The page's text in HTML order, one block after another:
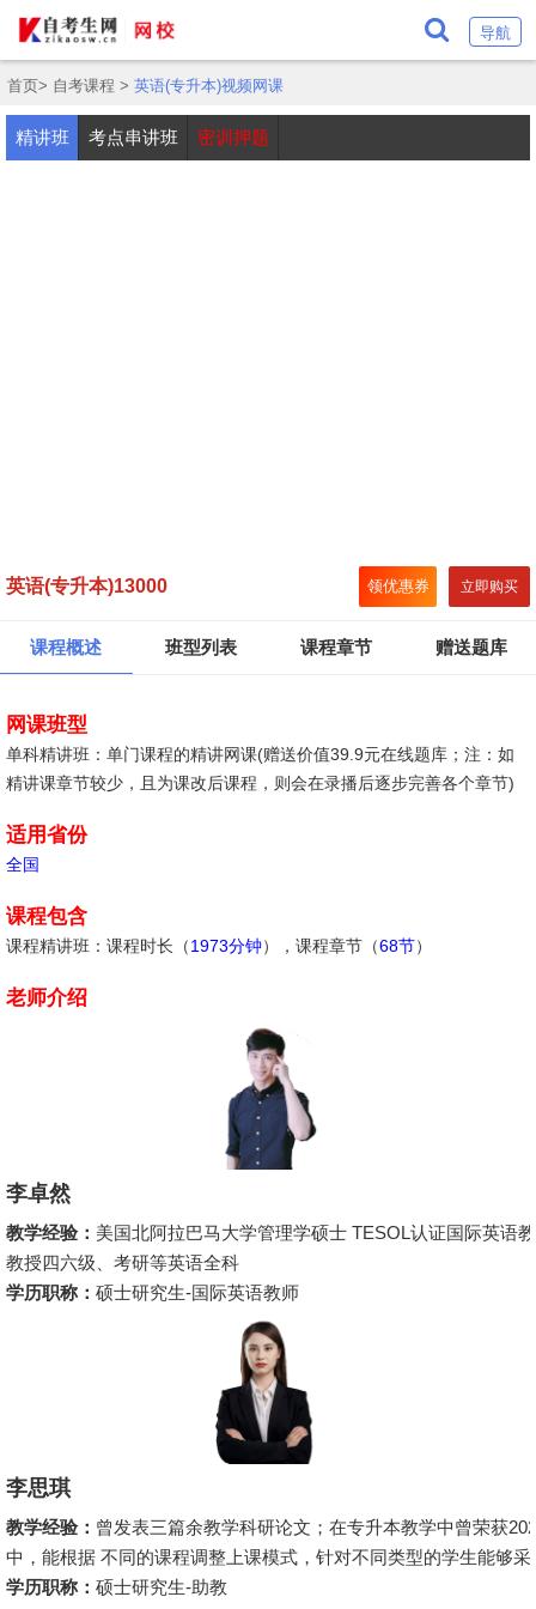
导航
首页> 自考课程 > 英语(专升本)视频网课
精讲班 考点串讲班 密训押题
英语(专升本)13000 领优惠券 立即购买
课程概述 班型列表 课程章节 赠送题库
网课班型
单科精讲班：单门课程的精讲网课(赠送价值39.9元在线题库；注：如
精讲课章节较少，且为课改后课程，则会在录播后逐步完善各个章节)
适用省份
全国
课程包含
课程精讲班：课程时长（1973分钟），课程章节（68节）
老师介绍
李卓然
教学经验： 美国北阿拉巴马大学管理学硕士 TESOL认证国际英语
教授四六级、考研等英语全科
学历职称： 硕士研究生-国际英语教师
李思琪
教学经验： 曾发表三篇余教学科研论文；在专升本教学中曾荣获
中，能根据 不同的课程调整上课模式，针对不同类型的学生能够
学历职称： 硕士研究生-助教